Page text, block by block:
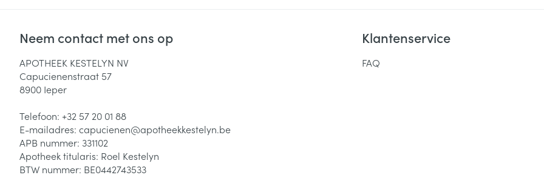
Neem contact met ons op
APOTHEEK KESTELYN NV
Capucienenstraat 57
8900 Ieper
Telefoon: +32 57 20 01 88
E-mailadres: capucienen@apotheekkestelyn.be
APB nummer: 331102
Apotheek titularis: Roel Kestelyn
BTW nummer: BE0442743533
Klantenservice
FAQ